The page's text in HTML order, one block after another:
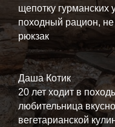
щепотку гурманских
походный рацион,
рюкзак
Даша Котик
20 лет ходит в
любительница
вегетарианской